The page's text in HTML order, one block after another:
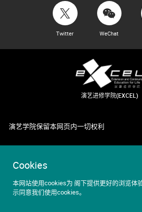
Cookies
本网站使用cookies为 阁下提供更好的浏览体
示同意我们使用cookies。
Twitter WeChat
演艺进修学院(EXCEL)
演艺学院保留本网页内一切权利